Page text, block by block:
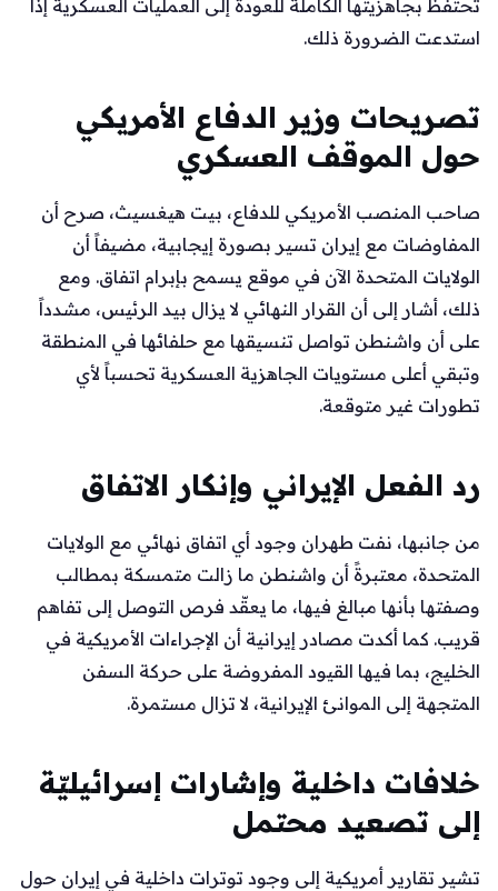
تحتفظ بجاهزيتها الكاملة للعودة إلى العمليات العسكرية إذا
استدعت الضرورة ذلك.
تصريحات وزير الدفاع الأمريكي
حول الموقف العسكري
صاحب المنصب الأمريكي للدفاع، بيت هيغسيث، صرح أن
المفاوضات مع إيران تسير بصورة إيجابية، مضيفاً أن
الولايات المتحدة الآن في موقع يسمح بإبرام اتفاق. ومع
ذلك، أشار إلى أن القرار النهائي لا يزال بيد الرئيس، مشدداً
على أن واشنطن تواصل تنسيقها مع حلفائها في المنطقة
وتبقي أعلى مستويات الجاهزية العسكرية تحسباً لأي
تطورات غير متوقعة.
رد الفعل الإيراني وإنكار الاتفاق
من جانبها، نفت طهران وجود أي اتفاق نهائي مع الولايات
المتحدة، معتبرةً أن واشنطن ما زالت متمسكة بمطالب
وصفتها بأنها مبالغ فيها، ما يعقّد فرص التوصل إلى تفاهم
قريب. كما أكدت مصادر إيرانية أن الإجراءات الأمريكية في
الخليج، بما فيها القيود المفروضة على حركة السفن
المتجهة إلى الموانئ الإيرانية، لا تزال مستمرة.
خلافات داخلية وإشارات إسرائيليّة
إلى تصعيد محتمل
تشير تقارير أمريكية إلى وجود توترات داخلية في إيران حول